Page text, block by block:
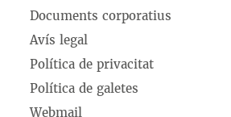
Documents corporatius
Avís legal
Política de privacitat
Política de galetes
Webmail